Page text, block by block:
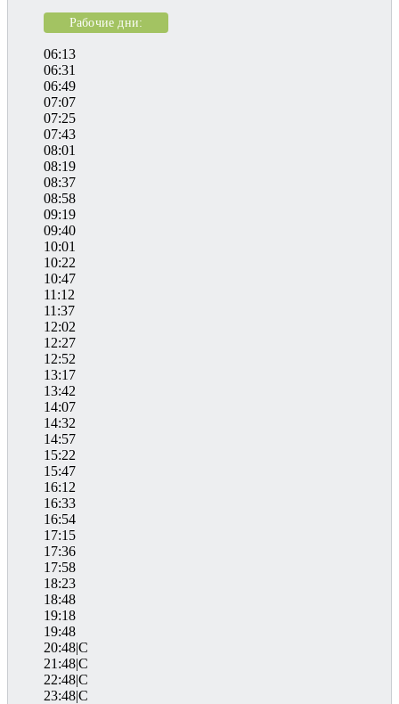
Рабочие дни:
06:13
06:31
06:49
07:07
07:25
07:43
08:01
08:19
08:37
08:58
09:19
09:40
10:01
10:22
10:47
11:12
11:37
12:02
12:27
12:52
13:17
13:42
14:07
14:32
14:57
15:22
15:47
16:12
16:33
16:54
17:15
17:36
17:58
18:23
18:48
19:18
19:48
20:48|C
21:48|C
22:48|C
23:48|C